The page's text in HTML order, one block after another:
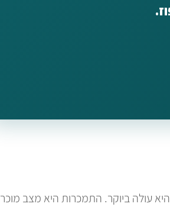
עולה ביוקר. התמכרות היא מצב מוכר